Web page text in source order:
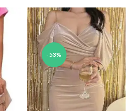
-53%